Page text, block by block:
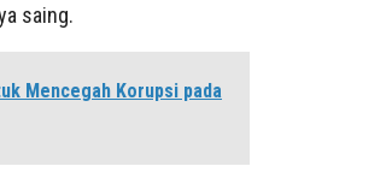
saing.
Mencegah Korupsi pada